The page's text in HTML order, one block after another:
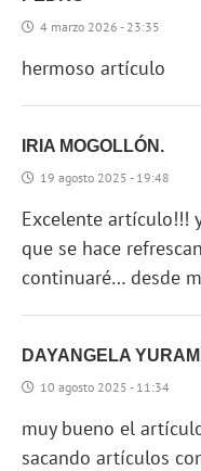
4 marzo 2026 - 23:35
hermoso artículo
IRIA MOGOLLÓN.
19 agosto 2025 - 19:48
Excelente artículo!!!
que se hace
continuaré… desde
DAYANGELA
10 agosto 2025 - 11:34
muy bueno el
sacando artículos